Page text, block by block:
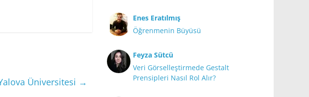
Üniversitesi →
Enes Eratılmış
Öğrenmenin Büyüsü
Feyza Sütcü
Veri Görselleştirmede Gestalt
Prensipleri Nasıl Rol Alır?